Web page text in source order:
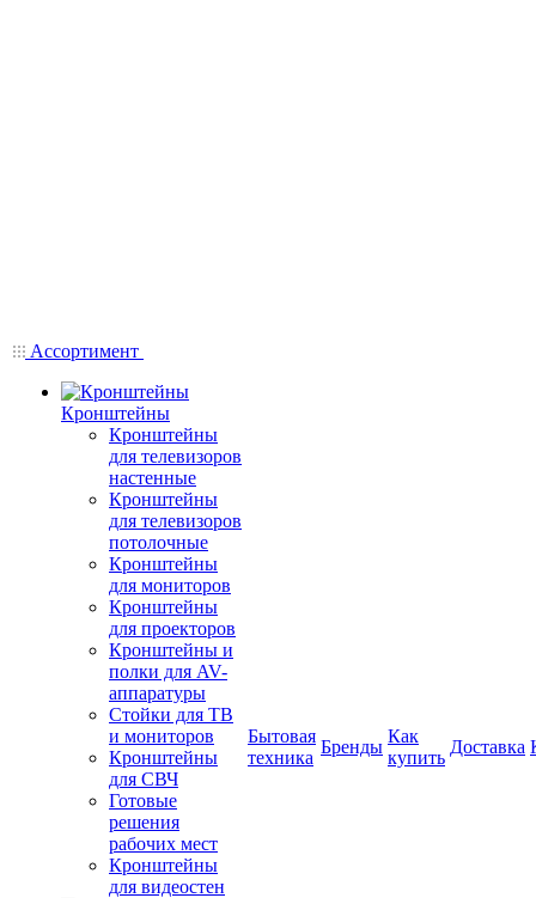
Ассортимент
Кронштейны
Кронштейны
для телевизоров
настенные
Кронштейны
для телевизоров
потолочные
Кронштейны
для мониторов
Кронштейны
для проекторов
Кронштейны и
полки для AV-
аппаратуры
Стойки для ТВ
и мониторов
Кронштейны
для СВЧ
Готовые
решения
рабочих мест
Кронштейны
для видеостен
Бытовая
техника
Бренды
Как
купить
Доставка